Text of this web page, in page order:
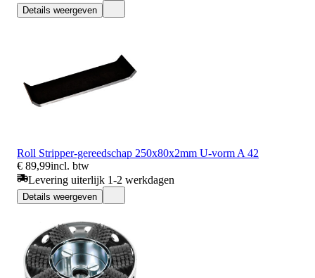
Details weergeven
Roll Stripper-gereedschap 250x80x2mm U-vorm A 42
€ 89,99incl. btw
Levering uiterlijk 1-2 werkdagen
Details weergeven